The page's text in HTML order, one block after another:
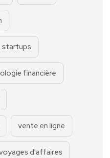
startups
financière
vente en ligne
d'affaires